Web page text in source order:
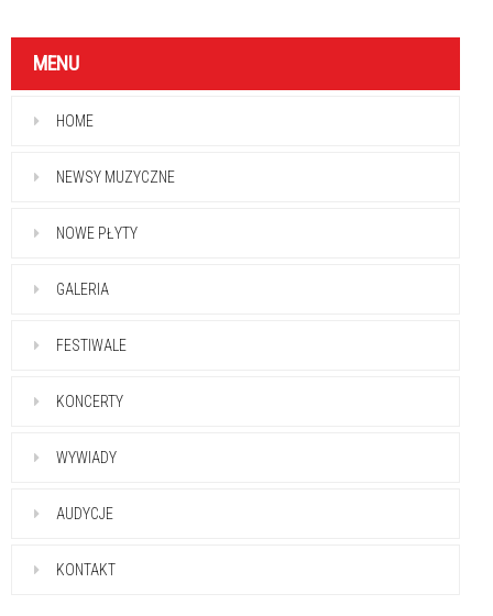
MENU
HOME
NEWSY MUZYCZNE
NOWE PŁYTY
GALERIA
FESTIWALE
KONCERTY
WYWIADY
AUDYCJE
KONTAKT